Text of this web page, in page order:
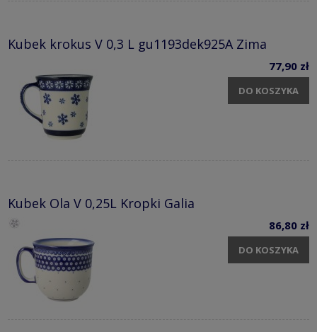
Kubek krokus V 0,3 L gu1193dek925A Zima
77,90 zł
DO KOSZYKA
Kubek Ola V 0,25L Kropki Galia
86,80 zł
DO KOSZYKA